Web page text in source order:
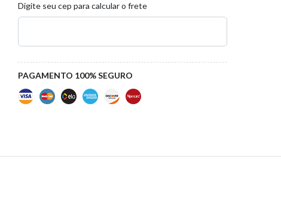
Digite seu cep para calcular o frete
PAGAMENTO 100% SEGURO